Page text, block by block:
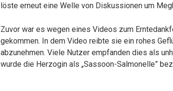
löste erneut eine Welle von Diskussionen um
Zuvor war es wegen eines Videos zum
gekommen. In dem Video reibte sie ein rohes
abzunehmen. Viele Nutzer empfanden dies als
wurde die Herzogin als „Sassoon-Salmonelle”